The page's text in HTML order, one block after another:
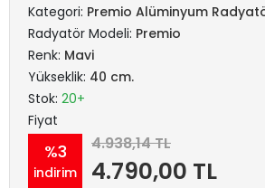
Kategori: Premio Alüminyum
Radyatör Modeli: Premio
Renk: Mavi
Yükseklik: 40 cm.
Stok: 20+
Fiyat
%3
indirim
4.938,14 TL
4.790,00 TL